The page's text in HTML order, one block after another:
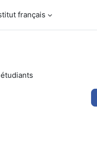
français